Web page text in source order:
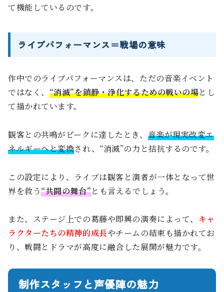
て機能しているのです。
ライブパフォーマンス＝戦場の意味
作中でのライブパフォーマンスは、ただの音楽イベント
ではなく、 “消滅”を鎮静・浄化するための戦いの場とし
て描かれています。
観客との共鳴がピークに達したとき、 音楽が現実改変エ
ネルギーへと変換され、“消滅”の力と拮抗するのです。
この設定により、ライブは観客と演者が一体となって世
界を救う“共闘の舞台”とも言えるでしょう。
また、ステージ上での葛藤や即興の演奏によって、 キャ
ラクターたちの精神的成長やチームの結束も描かれてお
り、戦闘とドラマが高度に融合した展開が魅力です。
制作スタッフと声優陣の魅力